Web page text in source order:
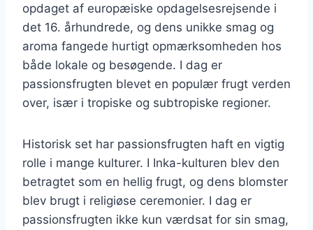
opdaget af europæiske opdagelsesrejsende i
det 16. århundrede, og dens unikke smag og
aroma fangede hurtigt opmærksomheden hos
både lokale og besøgende. I dag er
passionsfrugten blevet en populær frugt verden
over, især i tropiske og subtropiske regioner.
Historisk set har passionsfrugten haft en vigtig
rolle i mange kulturer. I Inka-kulturen blev den
betragtet som en hellig frugt, og dens blomster
blev brugt i religiøse ceremonier. I dag er
passionsfrugten ikke kun værdsat for sin smag,